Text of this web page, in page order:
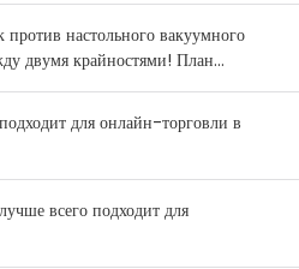
настольного вакуумного
двумя крайностями! План
Австралии и Новой
для онлайн-торговли в
всего подходит для